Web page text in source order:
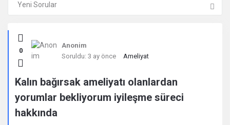
Kullanıcı
Yorumları
ve
Deneyimleri
0
Anonim
Soruldu: 3 ay önce Ameliyat
Kalın bağırsak ameliyatı olanlardan
yorumlar bekliyorum iyileşme süreci
hakkında